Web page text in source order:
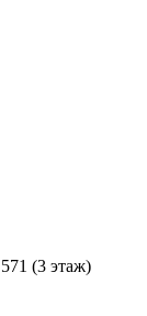
(3 этаж)